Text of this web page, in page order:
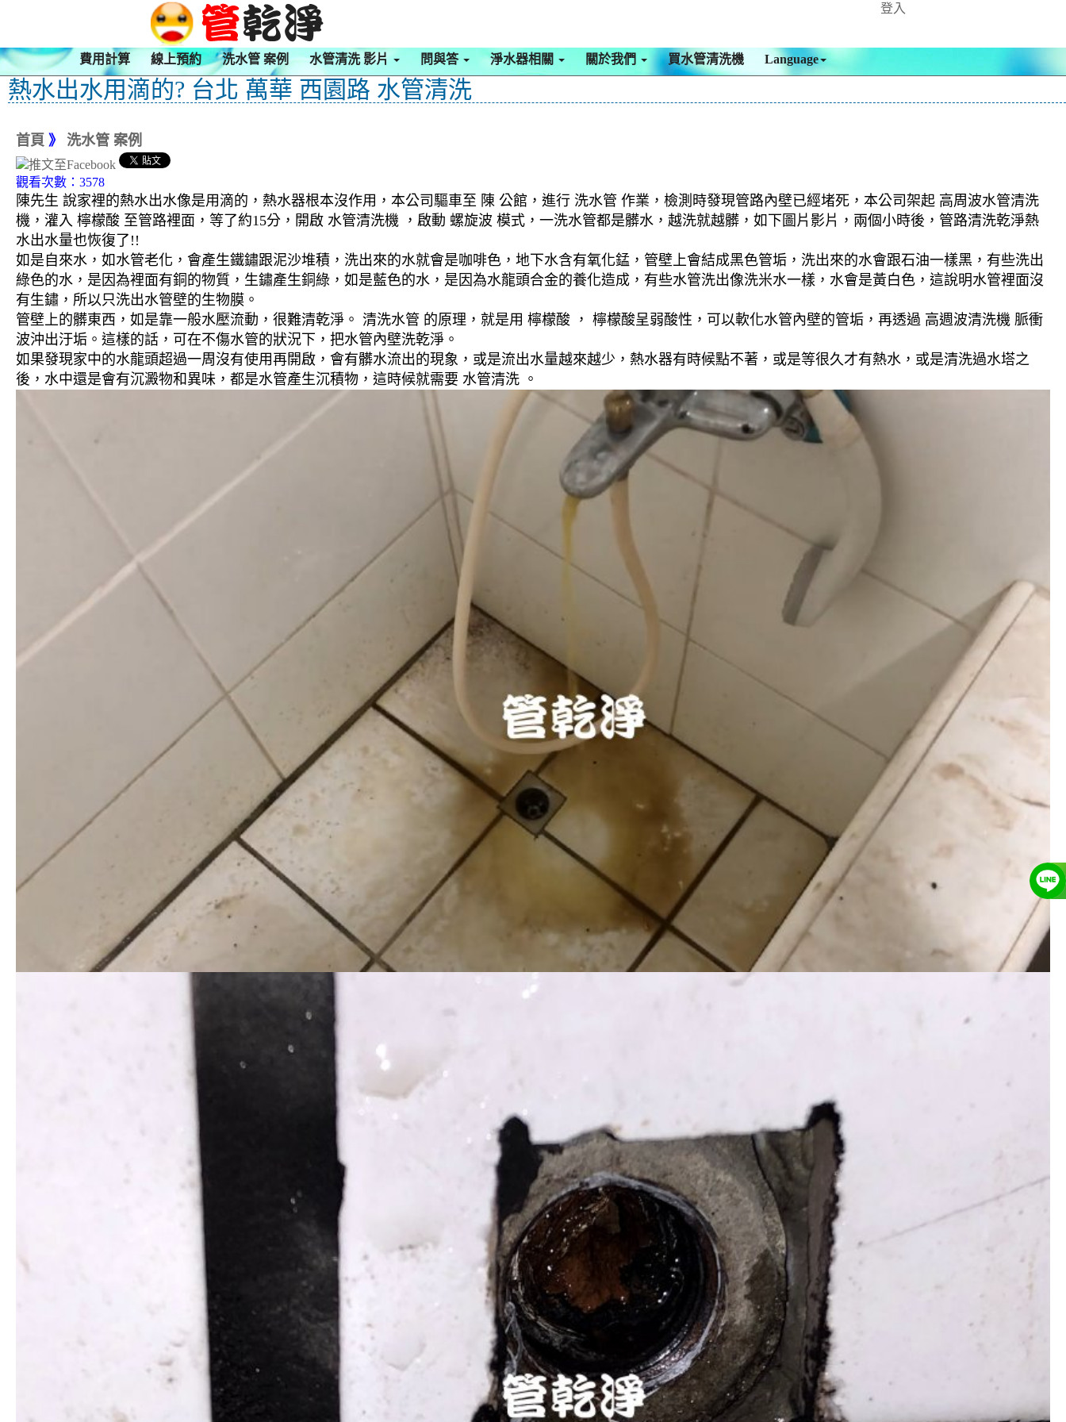
登入
費用計算 線上預約 洗水管 案例 水管清洗 影片 問與答 淨水器相關 關於我們 買水管清洗機 Language
熱水出水用滴的? 台北 萬華 西園路 水管清洗
首頁 》 洗水管 案例
觀看次數：3578
陳先生 說家裡的熱水出水像是用滴的，熱水器根本沒作用，本公司驅車至 陳 公館，進行 洗水管 作業，檢測時發現管路內壁已經堵死，本公司架起 高周波水管清洗
機，灌入 檸檬酸 至管路裡面，等了約15分，開啟 水管清洗機 ，啟動 螺旋波 模式，一洗水管都是髒水，越洗就越髒，如下圖片影片，兩個小時後，管路清洗乾淨熱
水出水量也恢復了!!
如是自來水，如水管老化，會產生鐵鏽跟泥沙堆積，洗出來的水就會是咖啡色，地下水含有氧化錳，管壁上會結成黑色管垢，洗出來的水會跟石油一樣黑，有些洗出
綠色的水，是因為裡面有銅的物質，生鏽產生銅綠，如是藍色的水，是因為水龍頭合金的養化造成，有些水管洗出像洗米水一樣，水會是黃白色，這說明水管裡面沒
有生鏽，所以只洗出水管壁的生物膜。
管壁上的髒東西，如是靠一般水壓流動，很難清乾淨。 清洗水管 的原理，就是用 檸檬酸 ， 檸檬酸呈弱酸性，可以軟化水管內壁的管垢，再透過 高週波清洗機 脈衝
波沖出汙垢。這樣的話，可在不傷水管的狀況下，把水管內壁洗乾淨。
如果發現家中的水龍頭超過一周沒有使用再開啟，會有髒水流出的現象，或是流出水量越來越少，熱水器有時候點不著，或是等很久才有熱水，或是清洗過水塔之
後，水中還是會有沉澱物和異味，都是水管產生沉積物，這時候就需要 水管清洗 。